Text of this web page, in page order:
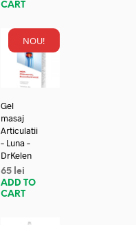
CART
NOU!
Gel
masaj
Articulatii
– Luna –
DrKelen
65 lei
ADD TO
CART